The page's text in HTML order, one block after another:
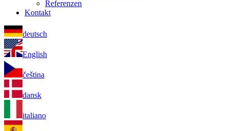
Referenzen
Kontakt
deutsch
English
čeština
dansk
italiano